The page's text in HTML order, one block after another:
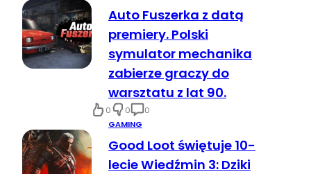
Auto Fuszerka z datą
premiery. Polski
symulator mechanika
zabierze graczy do
warsztatu z lat 90.
0 0
0
GAMING
Good Loot świętuje 10-
lecie Wiedźmin 3: Dziki